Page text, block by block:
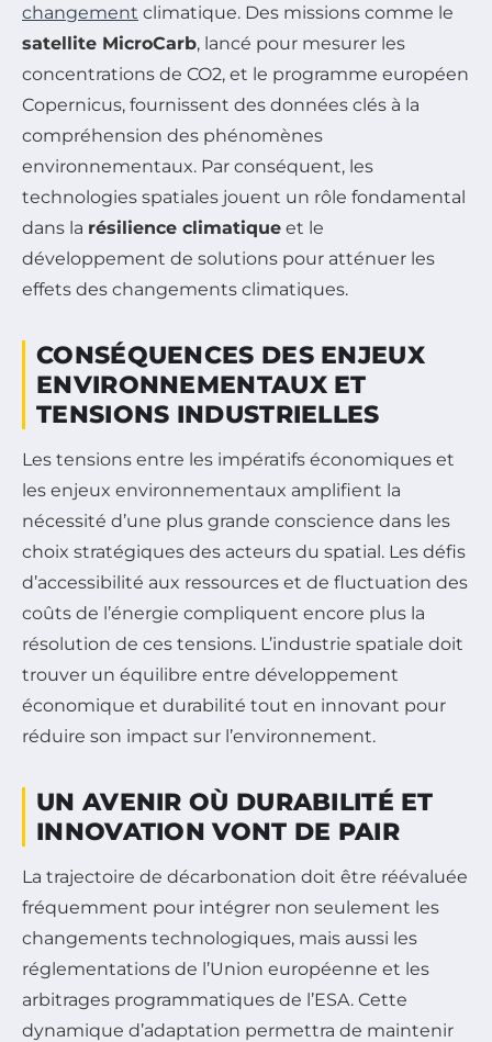
changement climatique. Des missions comme le
satellite MicroCarb, lancé pour mesurer les
concentrations de CO2, et le programme européen
Copernicus, fournissent des données clés à la
compréhension des phénomènes
environnementaux. Par conséquent, les
technologies spatiales jouent un rôle fondamental
dans la résilience climatique et le
développement de solutions pour atténuer les
effets des changements climatiques.
CONSÉQUENCES DES ENJEUX
ENVIRONNEMENTAUX ET
TENSIONS INDUSTRIELLES
Les tensions entre les impératifs économiques et
les enjeux environnementaux amplifient la
nécessité d’une plus grande conscience dans les
choix stratégiques des acteurs du spatial. Les défis
d’accessibilité aux ressources et de fluctuation des
coûts de l’énergie compliquent encore plus la
résolution de ces tensions. L’industrie spatiale doit
trouver un équilibre entre développement
économique et durabilité tout en innovant pour
réduire son impact sur l’environnement.
UN AVENIR OÙ DURABILITÉ ET
INNOVATION VONT DE PAIR
La trajectoire de décarbonation doit être réévaluée
fréquemment pour intégrer non seulement les
changements technologiques, mais aussi les
réglementations de l’Union européenne et les
arbitrages programmatiques de l’ESA. Cette
dynamique d’adaptation permettra de maintenir